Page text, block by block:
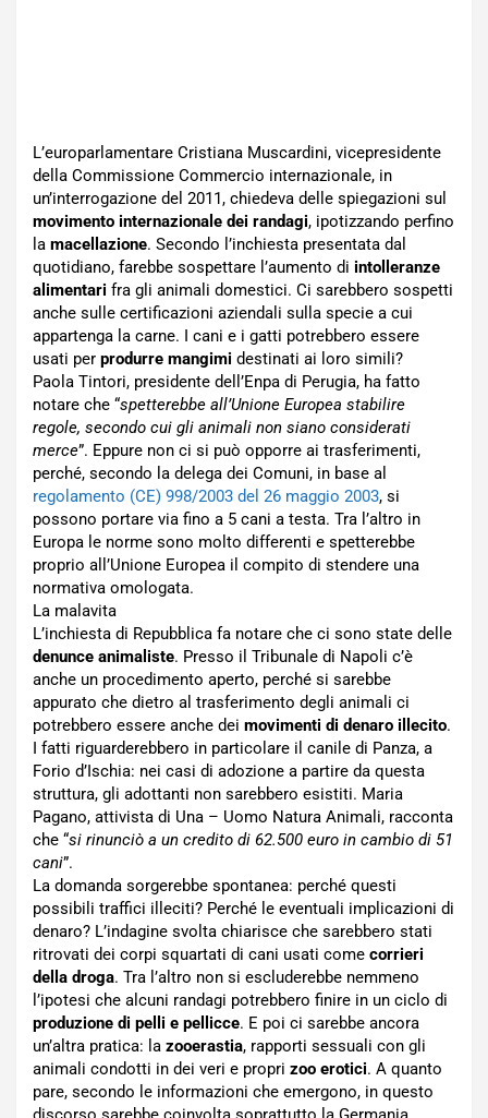
L’europarlamentare Cristiana Muscardini, vicepresidente
della Commissione Commercio internazionale, in
un’interrogazione del 2011, chiedeva delle spiegazioni sul
movimento internazionale dei randagi, ipotizzando perfino
la macellazione. Secondo l’inchiesta presentata dal
quotidiano, farebbe sospettare l’aumento di intolleranze
alimentari fra gli animali domestici. Ci sarebbero sospetti
anche sulle certificazioni aziendali sulla specie a cui
appartenga la carne. I cani e i gatti potrebbero essere
usati per produrre mangimi destinati ai loro simili?
Paola Tintori, presidente dell’Enpa di Perugia, ha fatto
notare che “spetterebbe all’Unione Europea stabilire
regole, secondo cui gli animali non siano considerati
merce”. Eppure non ci si può opporre ai trasferimenti,
perché, secondo la delega dei Comuni, in base al
regolamento (CE) 998/2003 del 26 maggio 2003, si
possono portare via fino a 5 cani a testa. Tra l’altro in
Europa le norme sono molto differenti e spetterebbe
proprio all’Unione Europea il compito di stendere una
normativa omologata.
La malavita
L’inchiesta di Repubblica fa notare che ci sono state delle
denunce animaliste. Presso il Tribunale di Napoli c’è
anche un procedimento aperto, perché si sarebbe
appurato che dietro al trasferimento degli animali ci
potrebbero essere anche dei movimenti di denaro illecito.
I fatti riguarderebbero in particolare il canile di Panza, a
Forio d’Ischia: nei casi di adozione a partire da questa
struttura, gli adottanti non sarebbero esistiti. Maria
Pagano, attivista di Una – Uomo Natura Animali, racconta
che “si rinunciò a un credito di 62.500 euro in cambio di 51
cani”.
La domanda sorgerebbe spontanea: perché questi
possibili traffici illeciti? Perché le eventuali implicazioni di
denaro? L’indagine svolta chiarisce che sarebbero stati
ritrovati dei corpi squartati di cani usati come corrieri
della droga. Tra l’altro non si escluderebbe nemmeno
l’ipotesi che alcuni randagi potrebbero finire in un ciclo di
produzione di pelli e pellicce. E poi ci sarebbe ancora
un’altra pratica: la zooerastia, rapporti sessuali con gli
animali condotti in dei veri e propri zoo erotici. A quanto
pare, secondo le informazioni che emergono, in questo